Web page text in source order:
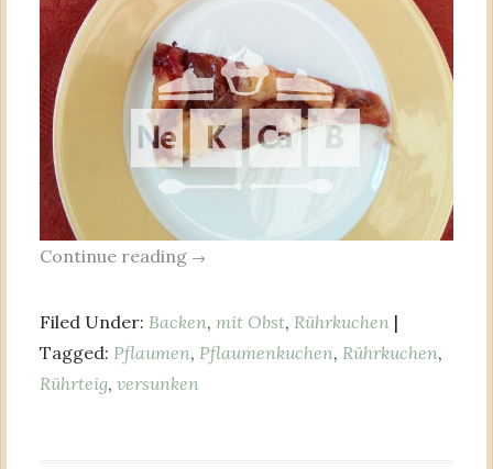
Continue reading →
Filed Under: Backen, mit Obst, Rührkuchen |
Tagged: Pflaumen, Pflaumenkuchen, Rührkuchen,
Rührteig, versunken